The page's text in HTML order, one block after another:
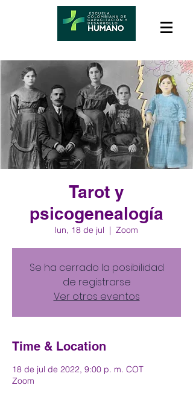
Tarot y
psicogenealogía
lun, 18 de jul
  |
Zoom
Se ha cerrado la posibilidad
de registrarse
Ver otros eventos
Time & Location
18 de jul de 2022, 9:00 p. m. COT
Zoom